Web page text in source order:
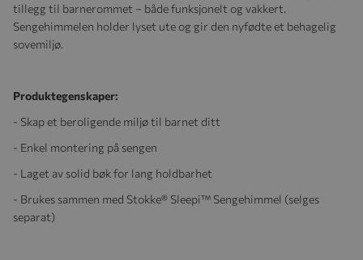
tillegg til barnerommet – både funksjonelt og vakkert.
Sengehimmelen holder lyset ute og gir den nyfødte et behagelig
sovemiljø.​
Produktegenskaper:
- Skap et beroligende miljø til barnet ditt
- Enkel montering på sengen
- Laget av solid bøk for lang holdbarhet
- Brukes sammen med Stokke® Sleepi™ Sengehimmel (selges
separat)